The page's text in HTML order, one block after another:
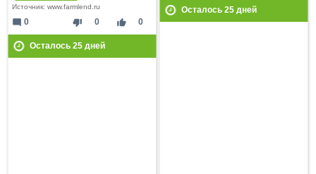
Источник: www.farmlend.ru
thumb_down 0 thumb_up 0
mode_comment 0
Осталось 25дней
Осталось 25дней